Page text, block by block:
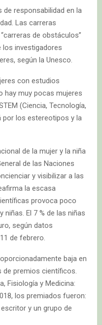
responsabilidad en la
Las carreras
de obstáculos”
los investigadores
según la Unesco.
con estudios
hay muy pocas mujeres
(Ciencia, Tecnología,
por los estereotipos y la
de la mujer y la niña
de las Naciones
y visibilizar a las
la escasa
provoca poco
El 7 % de las niñas
según datos
de febrero.
baja en
de premios científicos.
Fisiología y Medicina:
los premiados fueron:
y un grupo de